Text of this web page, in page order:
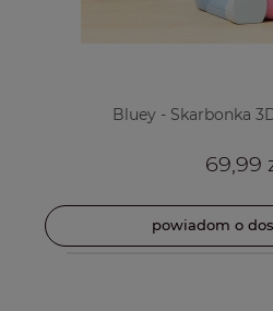
Bluey - Skarbonka
69,99
powiadom o